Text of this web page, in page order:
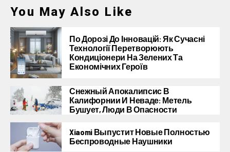
You May Also Like
По Дорозі До Інновацій: Як Сучасні
Технології Перетворюють
Кондиціонери На Зелених Та
Економічних Героїв
Снежный Апокалипсис В
Калифорнии И Неваде: Метель
Бушует, Люди В Опасности
Xiaomi Выпустит Новые Полностью
Беспроводные Наушники